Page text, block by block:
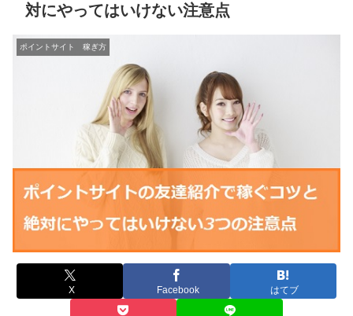
対にやってはいけない注意点
ポイントサイト 稼ぎ方
X Facebook はてブ